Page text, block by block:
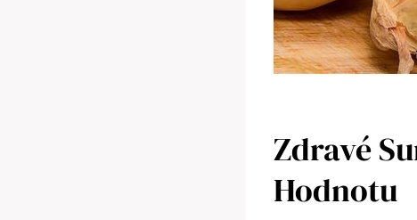
Zdravé
Hodnotu